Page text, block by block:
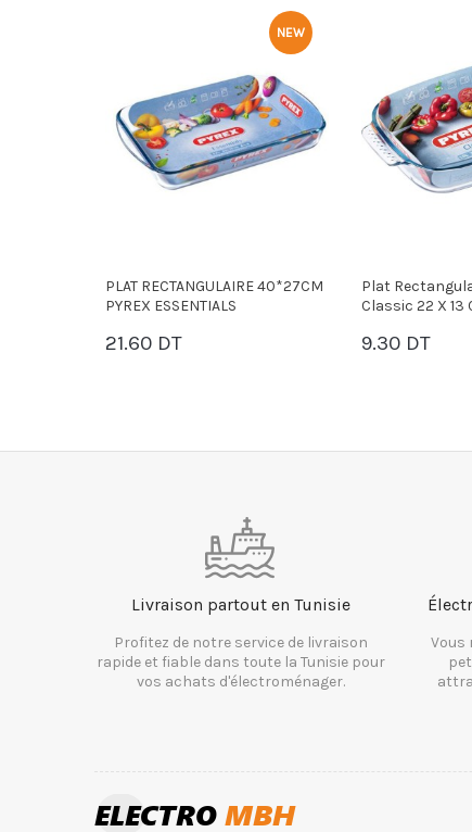
NEW
Plat Rectangulaire Pyrex
Classic 22 X 13 Cm
9.30 DT
Plat De
Essentials
20.00 DT
Livraison partout en Tunisie
Profitez de notre service de livraison
rapide et fiable dans toute la Tunisie pour
vos achats d'électroménager.
Vous